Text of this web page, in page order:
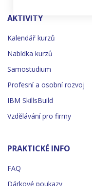
AKTIVITY
Kalendář kurzů
Nabídka kurzů
Samostudium
Profesní a osobní rozvoj
IBM SkillsBuild
Vzdělávání pro firmy
PRAKTICKÉ INFO
FAQ
Dárkové poukazy